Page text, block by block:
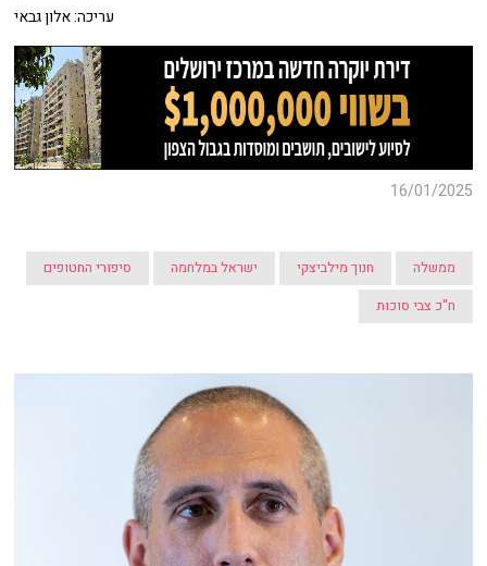
עריכה: אלון גבאי
16/01/2025
ממשלה חנוך מילביצקי ישראל במלחמה
סיפורי החטופים
ח"כ צבי סוכות